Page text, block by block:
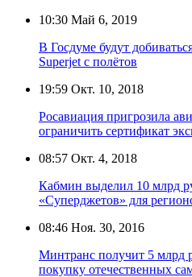
10:30 Май 6, 2019
В Госдуме будут
Superjet с полётов
19:59 Окт. 10, 2018
Росавиация пригрозила
ограничить сертификат
08:57 Окт. 4, 2018
Кабмин выделил 10 млрд
«Суперджетов» для
08:46 Ноя. 30, 2016
Минтранс получит 5 млрд
покупку отечественных